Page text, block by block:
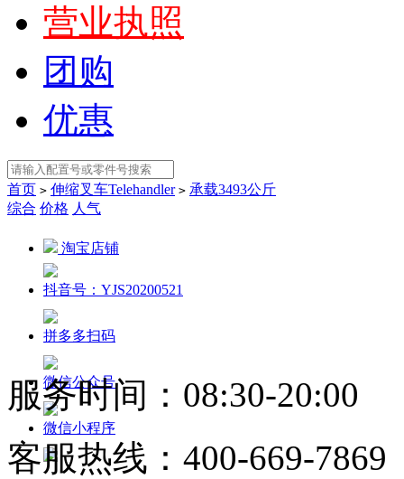
营业执照
团购
优惠
首页 > 伸缩叉车Telehandler > 承载3493公斤
综合 价格 人气
淘宝店铺
抖音号：YJS20200521
拼多多扫码
微信公众号
微信小程序
服务时间：08:30-20:00
客服热线： 400-669-7869